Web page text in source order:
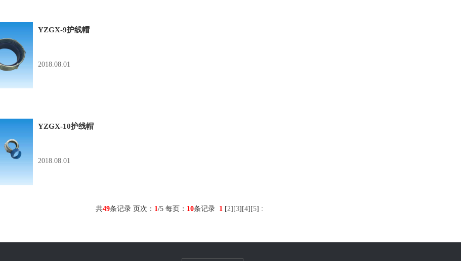
YZGX-9护线帽
2018.08.01
YZGX-10护线帽
2018.08.01
共49条记录 页次： 1 /5 每页： 10条记录 1 [2][3][4][5] :